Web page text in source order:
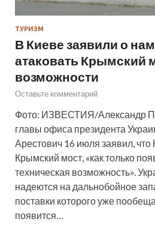
ТУРИЗМ
В Киеве заявили о
атаковать Крымский
возможности
Оставьте комментарий
Фото: ИЗВЕСТИЯ/Александр
главы офиса президента
Арестович 16 июля заявил, что
Крымский мост, «как только
техническая возможность».
надеются на дальнобойное
поставки которого уже
появится…